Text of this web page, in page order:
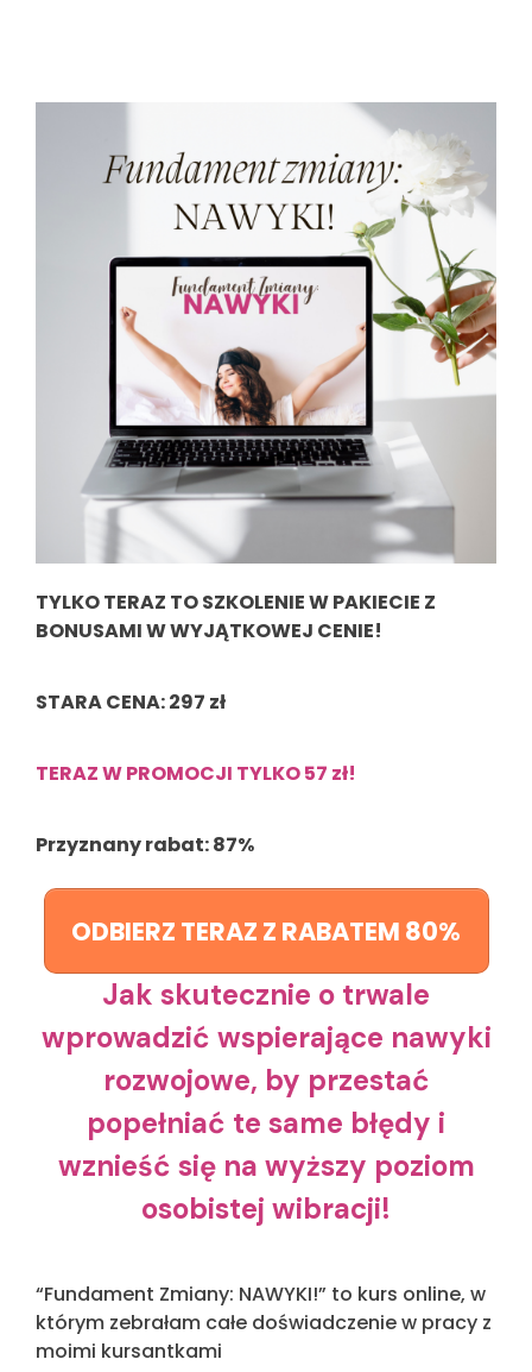
TYLKO TERAZ TO SZKOLENIE W PAKIECIE Z
BONUSAMI W WYJĄTKOWEJ CENIE!
STARA CENA: 297 zł
TERAZ W PROMOCJI TYLKO 57 zł!
Przyznany rabat: 87%
ODBIERZ TERAZ Z RABATEM 80%
Jak skutecznie o trwale
wprowadzić wspierające nawyki
rozwojowe, by przestać
popełniać te same błędy i
wznieść się na wyższy poziom
osobistej wibracji!
“Fundament Zmiany: NAWYKI!” to kurs online, w
którym zebrałam całe doświadczenie w pracy z
moimi kursantkami